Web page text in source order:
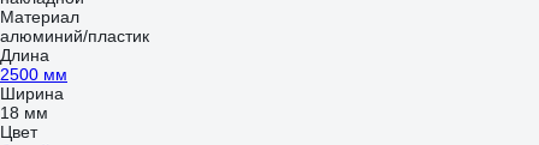
Материал
алюминий/пластик
Длина
2500 мм
Ширина
18 мм
Цвет